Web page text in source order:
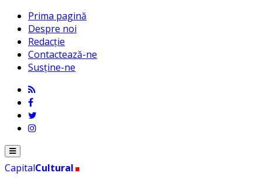
Prima pagină
Despre noi
Redacție
Contactează-ne
Susține-ne
Menu
CapitalCultural.